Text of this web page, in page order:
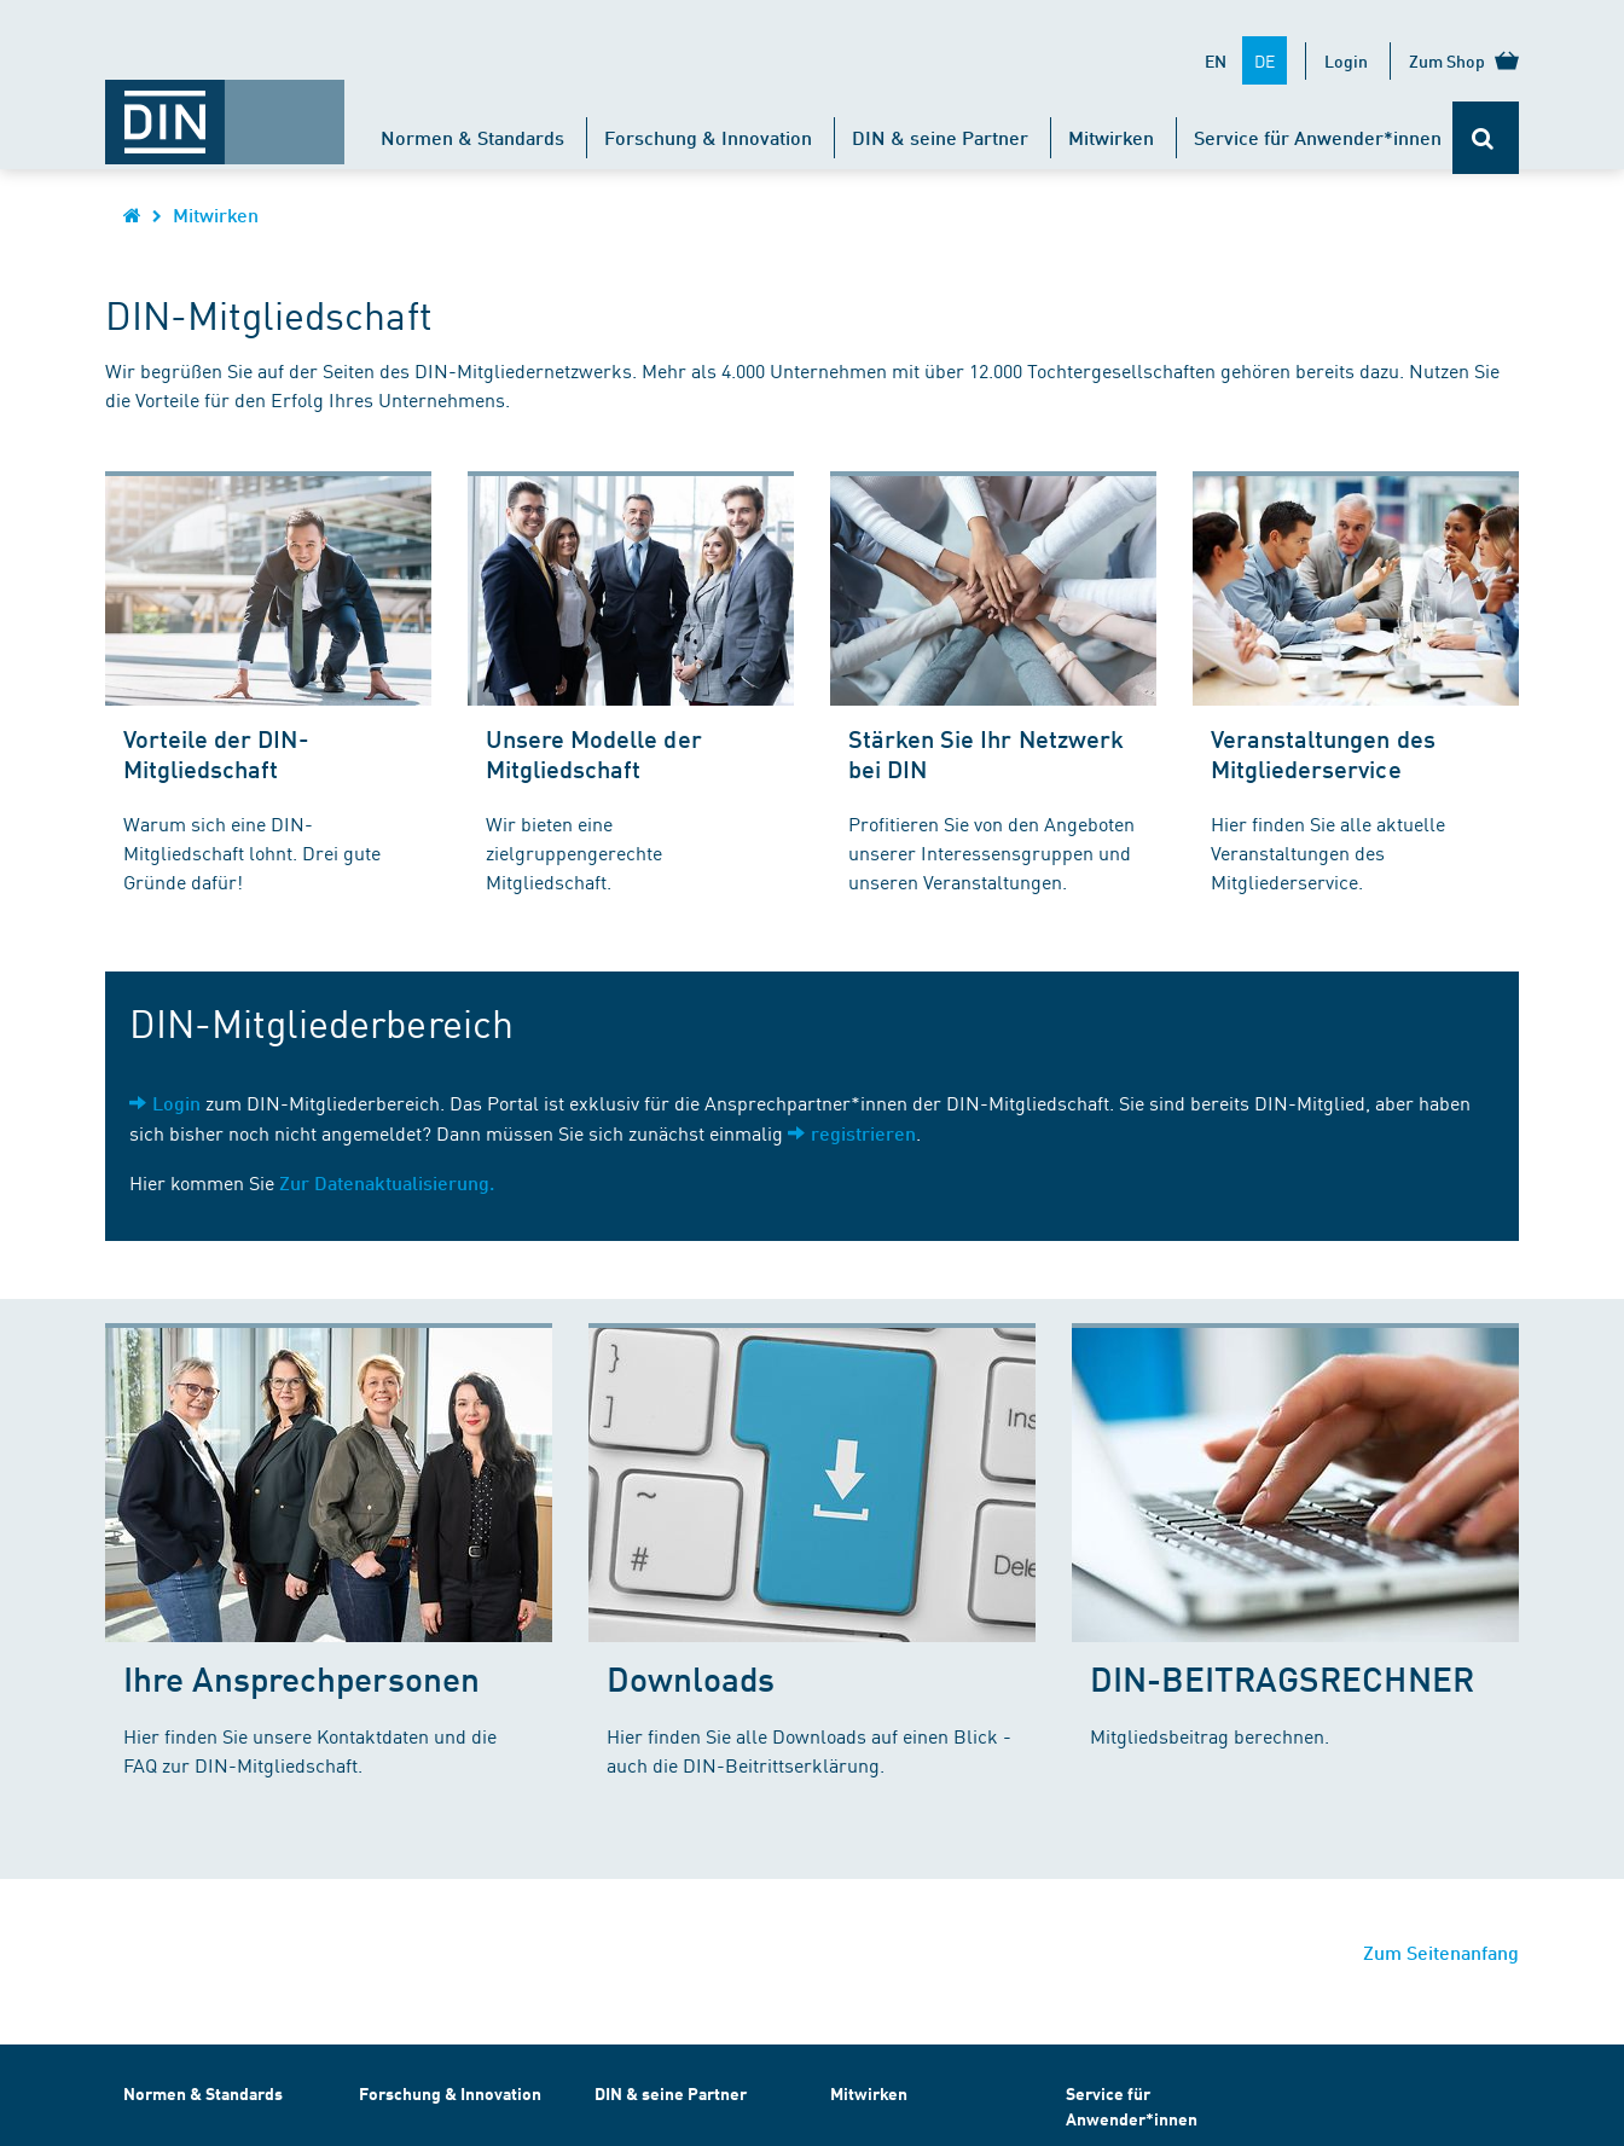
EN DE Login Zum Shop
Normen & Standards Forschung & Innovation DIN & seine Partner Mitwirken Service für Anwender*innen
Mitwirken
DIN-Mitgliedschaft
Wir begrüßen Sie auf der Seiten des DIN-Mitgliedernetzwerks. Mehr als 4.000 Unternehmen mit über 12.000 Tochtergesellschaften gehören bereits dazu. Nutzen Sie
die Vorteile für den Erfolg Ihres Unternehmens.
Vorteile der DIN-
Mitgliedschaft
Warum sich eine DIN-
Mitgliedschaft lohnt. Drei gute
Gründe dafür!
Unsere Modelle der
Mitgliedschaft
Wir bieten eine
zielgruppengerechte
Mitgliedschaft.
Stärken Sie Ihr Netzwerk
bei DIN
Profitieren Sie von den Angeboten
unserer Interessensgruppen und
unseren Veranstaltungen.
Veranstaltungen des
Mitgliederservice
Hier finden Sie alle aktuelle
Veranstaltungen des
Mitgliederservice.
DIN-Mitgliederbereich
Login zum DIN-Mitgliederbereich. Das Portal ist exklusiv für die Ansprechpartner*innen der DIN-Mitgliedschaft. Sie sind bereits DIN-Mitglied, aber haben
sich bisher noch nicht angemeldet? Dann müssen Sie sich zunächst einmalig
registrieren
Hier kommen Sie Zur Datenaktualisierung.
Ihre Ansprechpersonen
Hier finden Sie unsere Kontaktdaten und die
FAQ zur DIN-Mitgliedschaft.
Downloads
Hier finden Sie alle Downloads auf einen Blick -
auch die DIN-Beitrittserklärung.
DIN-BEITRAGSRECHNER
Mitgliedsbeitrag berechnen.
Zum Seitenanfang
Normen & Standards Forschung & Innovation DIN & seine Partner Mitwirken
Service für
Anwender*innen